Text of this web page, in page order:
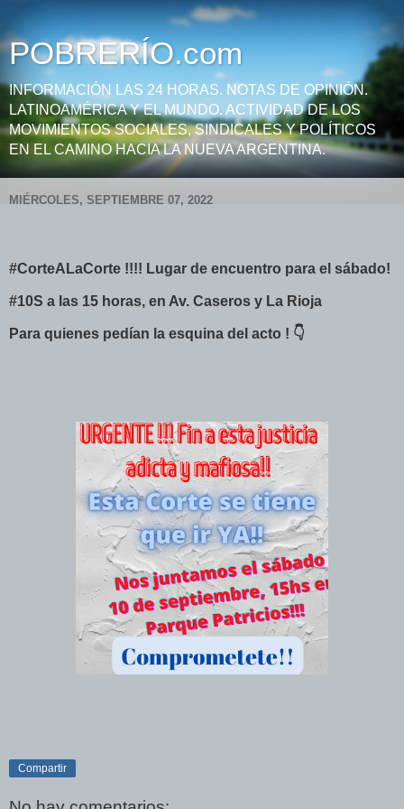
POBRERÍO.com
INFORMACIÓN LAS 24 HORAS. NOTAS DE OPINIÓN.
LATINOAMÉRICA Y EL MUNDO. ACTIVIDAD DE LOS
MOVIMIENTOS SOCIALES, SINDICALES Y POLÍTICOS
EN EL CAMINO HACIA LA NUEVA ARGENTINA.
MIÉRCOLES, SEPTIEMBRE 07, 2022
#CorteALaCorte !!!! Lugar de encuentro para el sábado!
#10S a las 15 horas, en Av. Caseros y La Rioja
Para quienes pedían la esquina del acto ! 👇
Compartir